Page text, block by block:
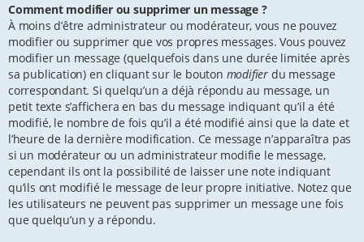
Comment modifier ou supprimer un message ?
À moins d’être administrateur ou modérateur, vous ne pouvez
modifier ou supprimer que vos propres messages. Vous pouvez
modifier un message (quelquefois dans une durée limitée après
sa publication) en cliquant sur le bouton modifier du message
correspondant. Si quelqu’un a déjà répondu au message, un
petit texte s’affichera en bas du message indiquant qu’il a été
modifié, le nombre de fois qu’il a été modifié ainsi que la date et
l’heure de la dernière modification. Ce message n’apparaîtra pas
si un modérateur ou un administrateur modifie le message,
cependant ils ont la possibilité de laisser une note indiquant
qu’ils ont modifié le message de leur propre initiative. Notez que
les utilisateurs ne peuvent pas supprimer un message une fois
que quelqu’un y a répondu.